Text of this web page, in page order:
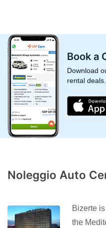
Book a
Download
rental deals.
Noleggio Auto
Bizerte
the